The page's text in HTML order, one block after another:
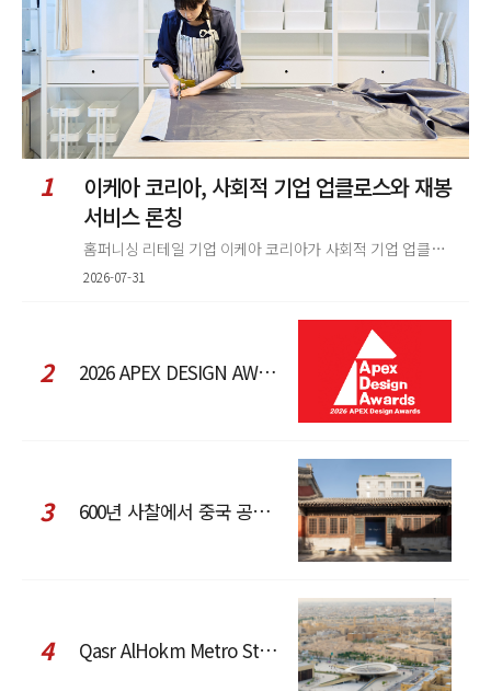
1
이케아 코리아, 사회적 기업 업클로스와 재봉
서비스 론칭
홈퍼니싱 리테일 기업 이케아 코리아가 사회적 기업 업클로스(Upcloth)와 협력해 재봉 서비스를 선보인다. 이번 협업은 이케
2026-07-31
2 2026 APEX DESIGN AWARDS
3 600년 사찰에서 중국 공예와 현대 패션을 직조한 ZARA x Fanglu Lin Pop-Up
4 Qasr AlHokm Metro Station, 구도심과 현대 공공 인프라의 접점을 제안하다